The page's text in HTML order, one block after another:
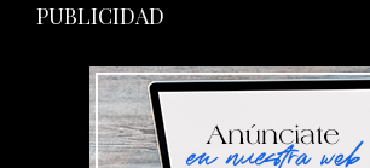
PUBLICIDAD